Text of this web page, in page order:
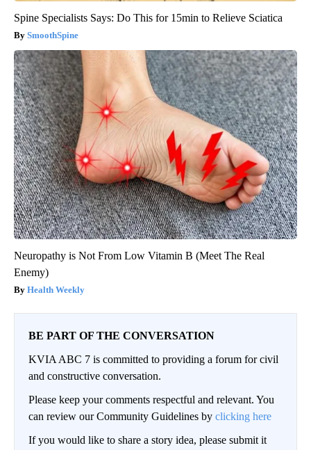
Spine Specialists Says: Do This for 15min to Relieve Sciatica
SmoothSpine
Neuropathy is Not From Low Vitamin B (Meet The Real
Enemy)
Health Weekly
BE PART OF THE CONVERSATION
KVIA ABC 7 is committed to providing a forum for civil
and constructive conversation.
Please keep your comments respectful and relevant. You
can review our Community Guidelines by clicking here
If you would like to share a story idea, please submit it